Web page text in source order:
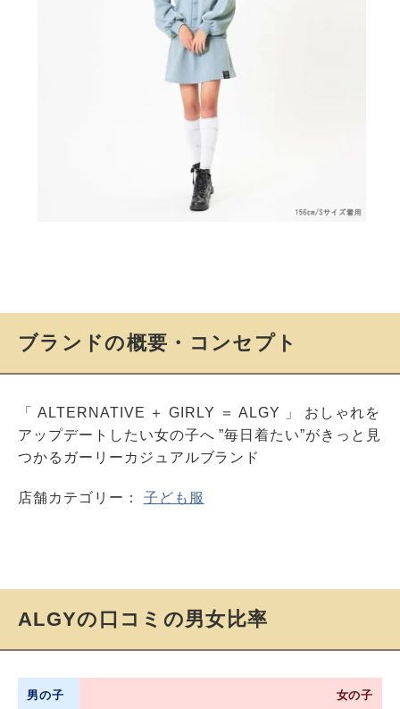
ブランドの概要・コンセプト
「 ALTERNATIVE ＋ GIRLY ＝ ALGY 」 おしゃれを
アップデートしたい女の子へ ”毎日着たい”がきっと見
つかるガーリーカジュアルブランド
店舗カテゴリー： 子ども服
ALGYの口コミの男女比率
男の子 女の子